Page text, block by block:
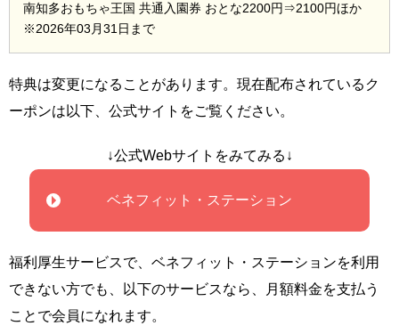
南知多おもちゃ王国 共通入園券 おとな2200円⇒2100円ほか
※2026年03月31日まで
特典は変更になることがあります。現在配布されているク
ーポンは以下、公式サイトをご覧ください。
↓公式Webサイトをみてみる↓
ベネフィット・ステーション
福利厚生サービスで、ベネフィット・ステーションを利用
できない方でも、以下のサービスなら、月額料金を支払う
ことで会員になれます。